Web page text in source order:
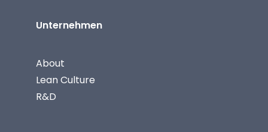
Unternehmen
About
Lean Culture
R&D